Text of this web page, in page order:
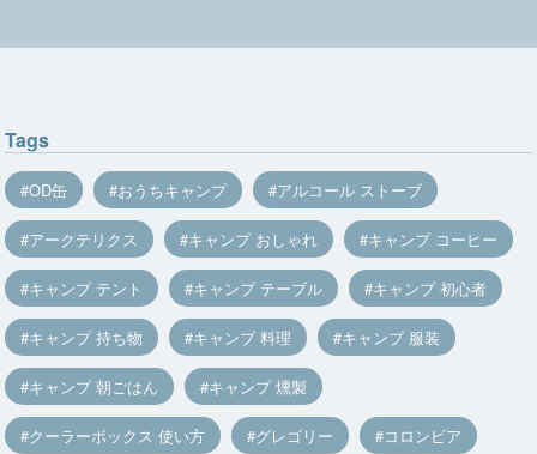
Tags
OD缶 おうちキャンプ アルコール ストーブ
アークテリクス キャンプ おしゃれ キャンプ コーヒー
キャンプ テント キャンプ テーブル キャンプ 初心者
キャンプ 持ち物 キャンプ 料理 キャンプ 服装
キャンプ 朝ごはん キャンプ 燻製
クーラーボックス 使い方 グレゴリー コロンビア